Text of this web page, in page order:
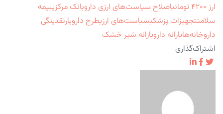
ارز ۴۲۰۰ تومانی
اصلاح سیاست‌های ارزی داروبانک مرکزیبیمه
سلامتتجهیزات پزشکیسیاست‌های ارزیطرح دارویارنقدینگی
داروخانه‌هایارانه دارویارانه شیر خشک
اشتراک‌گذاری